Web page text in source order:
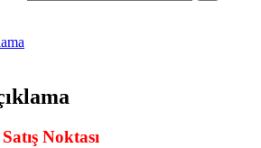
Noktası